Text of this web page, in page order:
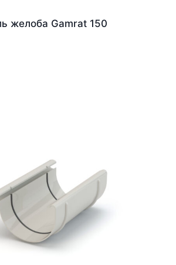
желоба Gamrat 150